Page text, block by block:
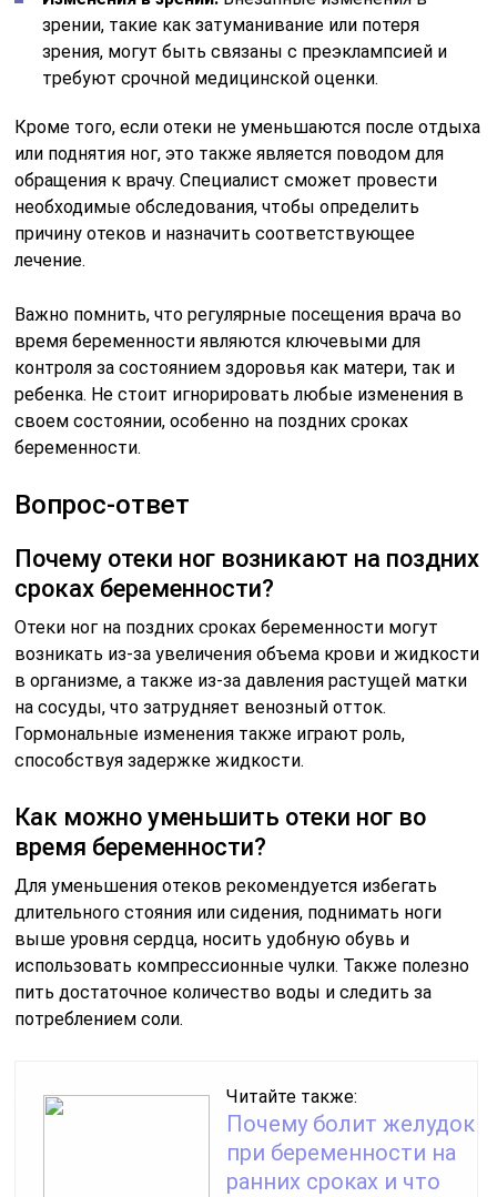
зрении, такие как затуманивание или потеря
зрения, могут быть связаны с преэклампсией и
требуют срочной медицинской оценки.
Кроме того, если отеки не уменьшаются после отдыха
или поднятия ног, это также является поводом для
обращения к врачу. Специалист сможет провести
необходимые обследования, чтобы определить
причину отеков и назначить соответствующее
лечение.
Важно помнить, что регулярные посещения врача во
время беременности являются ключевыми для
контроля за состоянием здоровья как матери, так и
ребенка. Не стоит игнорировать любые изменения в
своем состоянии, особенно на поздних сроках
беременности.
Вопрос-ответ
Почему отеки ног возникают на поздних
сроках беременности?
Отеки ног на поздних сроках беременности могут
возникать из-за увеличения объема крови и жидкости
в организме, а также из-за давления растущей матки
на сосуды, что затрудняет венозный отток.
Гормональные изменения также играют роль,
способствуя задержке жидкости.
Как можно уменьшить отеки ног во
время беременности?
Для уменьшения отеков рекомендуется избегать
длительного стояния или сидения, поднимать ноги
выше уровня сердца, носить удобную обувь и
использовать компрессионные чулки. Также полезно
пить достаточное количество воды и следить за
потреблением соли.
Читайте также:
Почему болит желудок
при беременности на
ранних сроках и что